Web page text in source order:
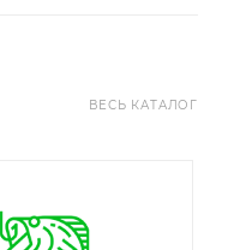
ВЕСЬ КАТАЛОГ